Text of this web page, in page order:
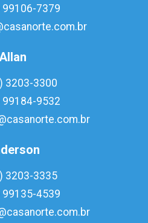
99106-7379
3203-3300
99184-9532
3203-3335
99135-4539